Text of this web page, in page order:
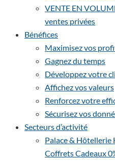
VENTE EN
ventes privées
Bénéfices
Maximisez vos
Gagnez du temps
Développez votre
Affichez vos valeurs
Renforcez votre
Sécurisez vos
Secteurs d’activité
Palace & Hôtellerie
Coffrets Cadeaux